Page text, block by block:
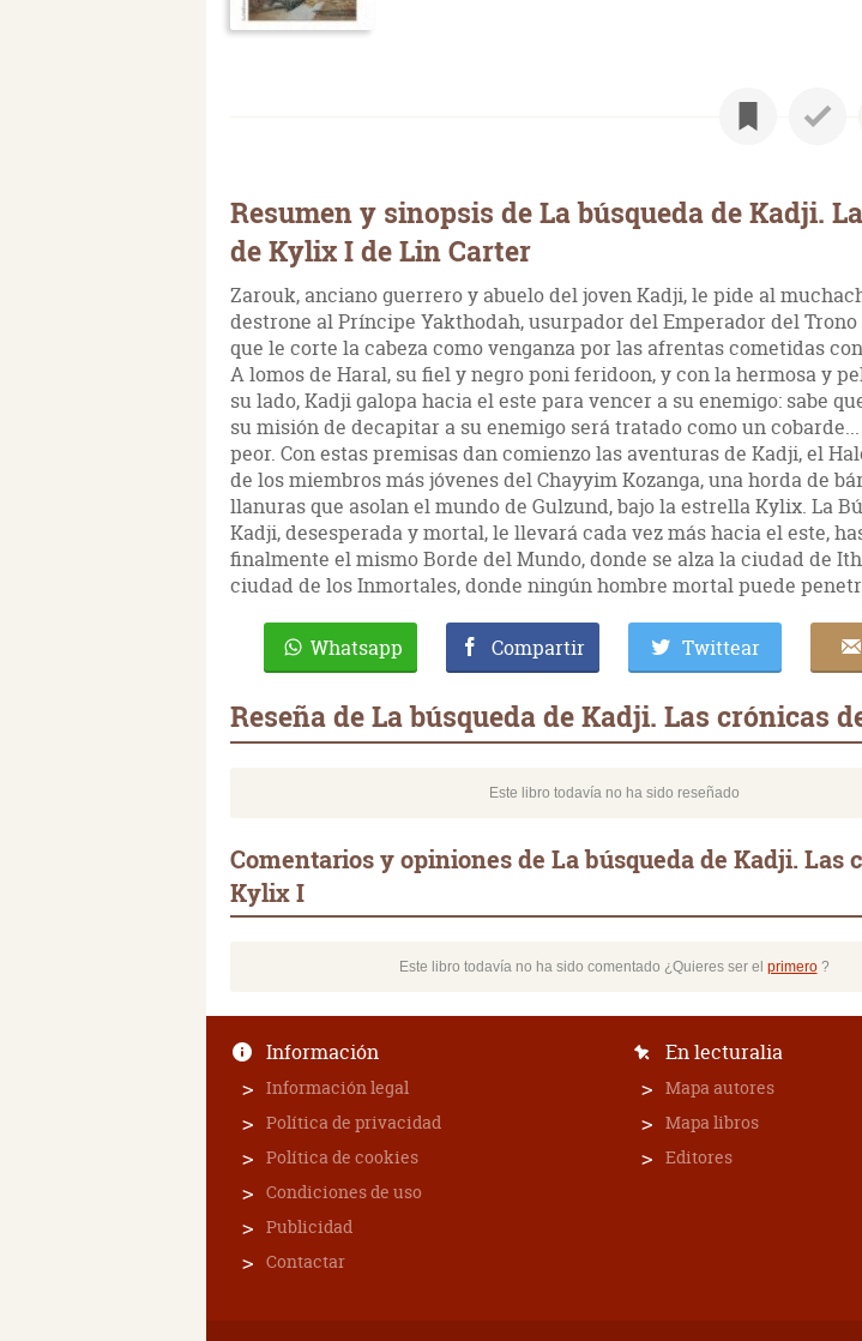
Resumen y sinopsis de La búsqueda de Kadji.
de Kylix I de Lin Carter
Zarouk, anciano guerrero y abuelo del joven Kadji, le pide al
destrone al Príncipe Yakthodah, usurpador del Emperador del Trono
que le corte la cabeza como venganza por las afrentas cometidas
A lomos de Haral, su fiel y negro poni feridoon, y con la hermosa y
su lado, Kadji galopa hacia el este para vencer a su enemigo: sabe
su misión de decapitar a su enemigo será tratado como un
peor. Con estas premisas dan comienzo las aventuras de Kadji, el
de los miembros más jóvenes del Chayyim Kozanga, una horda de
llanuras que asolan el mundo de Gulzund, bajo la estrella Kylix. La
Kadji, desesperada y mortal, le llevará cada vez más hacia el este,
finalmente el mismo Borde del Mundo, donde se alza la ciudad de
ciudad de los Inmortales, donde ningún hombre mortal puede
Whatsapp Compartir Twittear
Reseña de La búsqueda de Kadji. Las crónicas
Este libro todavía no ha sido reseñado
Comentarios y opiniones de La búsqueda de Kadji. Las
Kylix I
Este libro todavía no ha sido comentado ¿Quieres ser el primero?
Información
Información legal
Política de privacidad
Política de cookies
Condiciones de uso
Publicidad
Contactar
En lecturalia
Mapa autores
Mapa libros
Editores